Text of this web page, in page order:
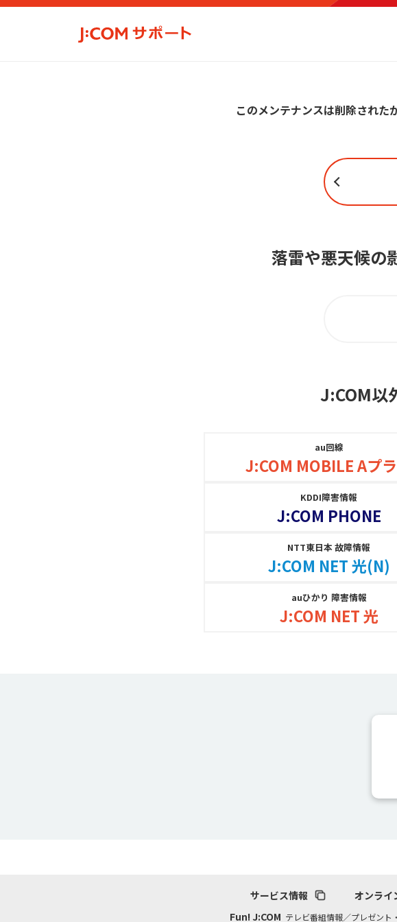
このメンテナンスは削除された
落雷や悪天候の
J:COM以
au回線
J:COM MOBILE Aプ
KDDI障害情報
J:COM PHONE
NTT東日本 故障情報
J:COM NET 光(N)
auひかり 障害情報
J:COM NET 光
サービス情報 オンライ
Fun! J:COM テレビ番組情報／プレゼント